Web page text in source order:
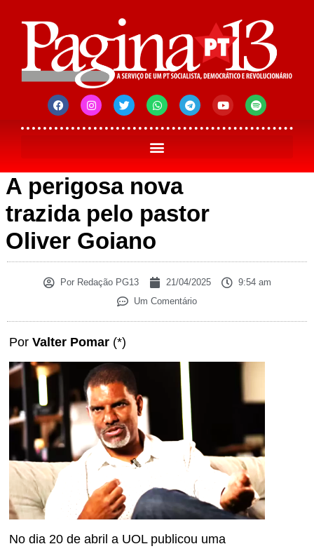
A perigosa nova
trazida pelo pastor
Oliver Goiano
PorRedação PG13 21/04/2025
9:54 am
Um Comentário
Por Valter Pomar (*)
No dia 20 de abril a UOL publicou uma